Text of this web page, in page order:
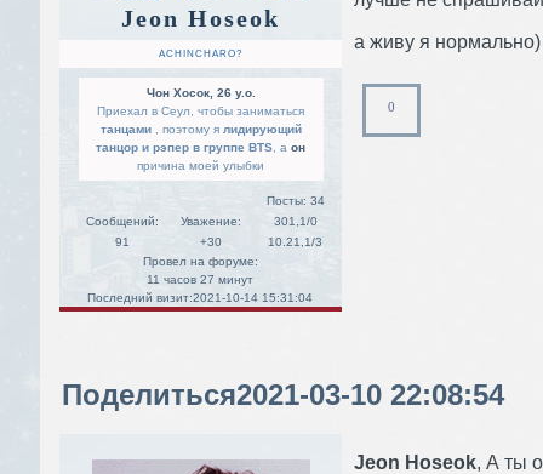
Jeon Hoseok
ACHINCHARO?
Чон Хосок, 26 y.o.
Приехал в Сеул, чтобы заниматься
танцами
, поэтому я лидирующий
танцор и рэпер в группе BTS , а он
причина моей улыбки
Сообщений:
91
Уважение:
+30
Посты: 34
301,1/0
10.21,1/3
Провел на форуме:
11 часов 27 минут
Последний визит:2021-10-14 15:31:04
а живу я
0
Поделиться2021-03-10 22:08:54
Jeon Hoseok, А ты